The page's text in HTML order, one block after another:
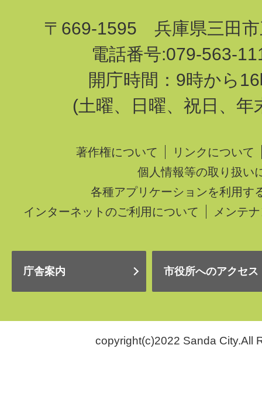
〒669-1595 兵庫県三田市
電話番号:079-563-
開庁時間：9時から
(土曜、日曜、祝日、年
著作権について
リンクについて
個人情報等の取り扱い
各種アプリケーションを利用す
インターネットのご利用について
メンテ
庁舎案内 市役所へのアクセス
copyright(c)2022 Sanda City.All